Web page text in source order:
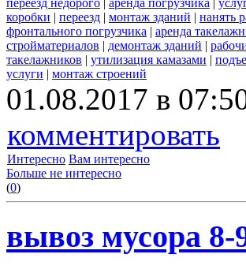
переезд недорого | аренда погрузчика |
коробки | переезд | монтаж зданий | нанять
фронтального погрузчика | аренда
стройматериалов | демонтаж зданий |
такелажников | утилизация камазами |
услуги | монтаж строений
01.08.2017 в
комментировать
Интересно Вам интересно
Больше не интересно
(0)
вывоз мусора 8-